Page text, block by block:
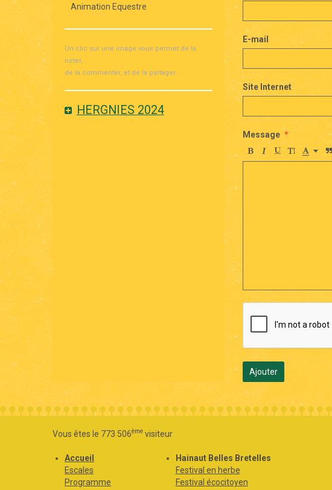
E-mail
Site Internet
Message
Ajouter
Animation Equestre
Un clic sur une image vous permet de la
noter,
de la commenter, et de la partager.
HERGNIES 2024
Vous êtes le 773 506ème visiteur
Accueil
Escales
Programme
Hainaut Belles Bretelles
Festival en herbe
Festival écocitoyen